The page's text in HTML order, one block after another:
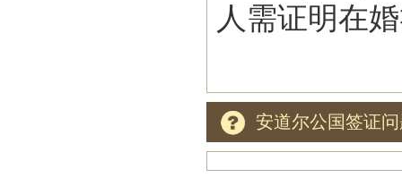
人需证明在
安道尔公国签证